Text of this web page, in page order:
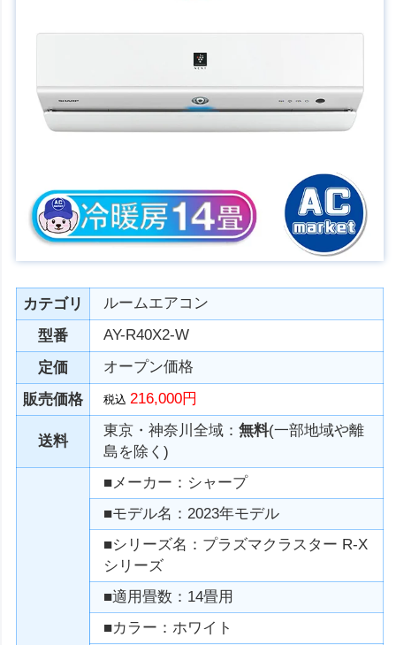
カテゴリ
ルームエアコン
型番
AY-R40X2-W
定価
オープン価格
販売価格
税込216,000円
送料
東京・神奈川全域：無料(一部地域や離
島を除く)
■メーカー：シャープ
■モデル名：2023年モデル
■シリーズ名：プラズマクラスター R-X
シリーズ
■適用畳数：14畳用
■カラー：ホワイト